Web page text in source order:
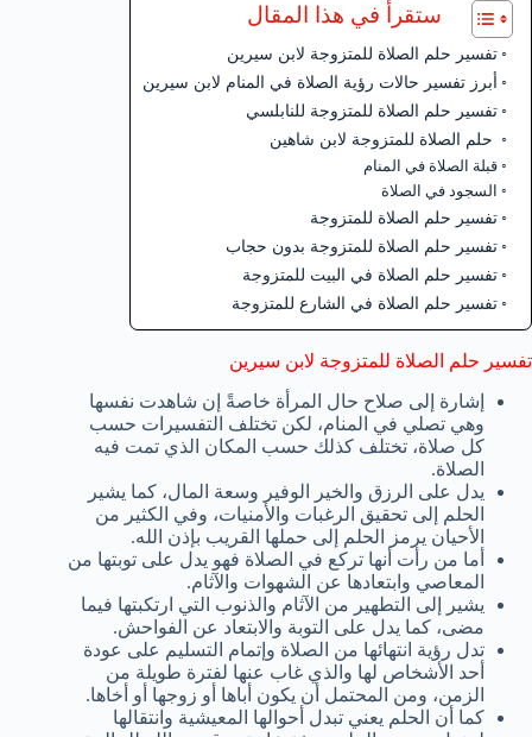
ستقرأ في هذا المقال
تفسير حلم الصلاة للمتزوجة لابن سيرين
أبرز تفسير حالات رؤية الصلاة في المنام لابن سيرين
تفسير حلم الصلاة للمتزوجة للنابلسي
حلم الصلاة للمتزوجة لابن شاهين
قبلة الصلاة في المنام
السجود في الصلاة
تفسير حلم الصلاة للمتزوجة
تفسير حلم الصلاة للمتزوجة بدون حجاب
تفسير حلم الصلاة في البيت للمتزوجة
تفسير حلم الصلاة في الشارع للمتزوجة
تفسير حلم الصلاة للمتزوجة لابن سيرين
إشارة إلى صلاح حال المرأة خاصةً إن شاهدت نفسها
وهي تصلي في المنام، لكن تختلف التفسيرات حسب
كل صلاة، تختلف كذلك حسب المكان الذي تمت فيه
الصلاة.
يدل على الرزق والخير الوفير وسعة المال، كما يشير
الحلم إلى تحقيق الرغبات والأمنيات، وفي الكثير من
الأحيان يرمز الحلم إلى حملها القريب بإذن الله.
أما من رأت أنها تركع في الصلاة فهو يدل على توبتها من
المعاصي وابتعادها عن الشهوات والآثام.
يشير إلى التطهير من الآثام والذنوب التي ارتكبتها فيما
مضى، كما يدل على التوبة والابتعاد عن الفواحش.
تدل رؤية انتهائها من الصلاة وإتمام التسليم على عودة
أحد الأشخاص لها والذي غاب عنها لفترة طويلة من
الزمن، ومن المحتمل أن يكون أباها أو زوجها أو أخاها.
كما أن الحلم يعني تبدل أحوالها المعيشية وانتقالها